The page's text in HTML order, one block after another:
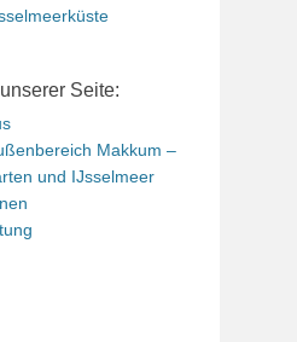
Seite:
Makkum –
und IJsselmeer